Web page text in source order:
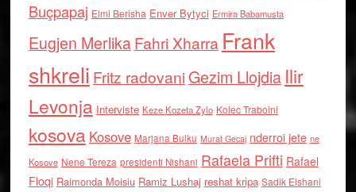
Buçpapaj Elmi Berisha Enver Bytyci Ermira Babamusta
Eugjen MerlikaFahri Xharra Frank
shkreli Fritz radovaniGezim Llojdia Ilir
Levonja Interviste Keze Kozeta Zylo Kolec Traboini
kosova Kosove Marjana Bulku Murat Gecaj nderroi jete ne
Kosove Nene Tereza presidenti Nishani Rafaela Prifti Rafael
Floqi Raimonda Moisiu Ramiz Lushaj reshat kripa Sadik Elshani